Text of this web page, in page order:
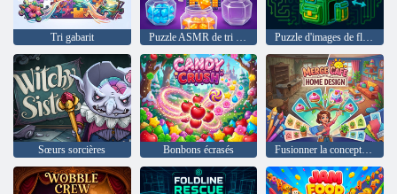
Tri gabarit Puzzle ASMR de tri des diamants Puzzle d'images de flèches
Sœurs sorcières Bonbons écrasés Fusionner la conception de la maison du café